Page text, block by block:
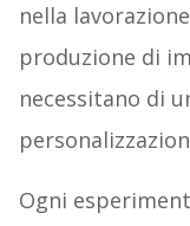
nella
produzione di
necessitano di
Ogni